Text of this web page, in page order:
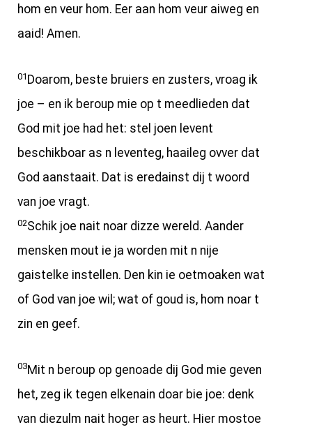
hom en veur hom. Eer aan hom veur aiweg en
aaid! Amen.
01 Doarom, beste bruiers en zusters, vroag ik
joe – en ik beroup mie op t meedlieden dat
God mit joe had het: stel joen levent
beschikboar as n leventeg, haaileg ovver dat
God aanstaait. Dat is eredainst dij t woord
van joe vragt.
02Schik joe nait noar dizze wereld. Aander
mensken mout ie ja worden mit n nije
gaistelke instellen. Den kin ie oetmoaken wat
of God van joe wil; wat of goud is, hom noar t
zin en geef.
03Mit n beroup op genoade dij God mie geven
het, zeg ik tegen elkenain doar bie joe: denk
van diezulm nait hoger as heurt. Hier mostoe